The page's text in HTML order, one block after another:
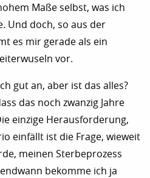
Maße selbst, was ich
Und doch, so aus der
es mir gerade als ein
vor.
gut an, aber ist das alles?
das noch zwanzig Jahre
einzige Herausforderung,
einfällt ist die Frage, wieweit
meinen Sterbeprozess
bekomme ich ja